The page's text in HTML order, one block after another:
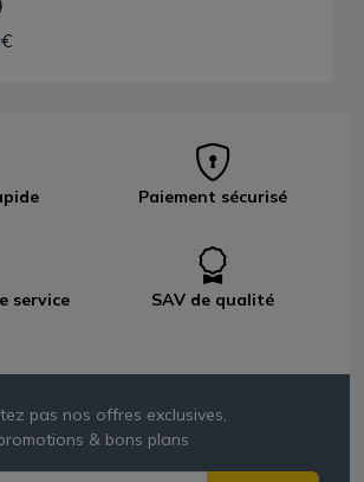
Paiement sécurisé
service SAV de qualité
pas nos offres exclusives,
& bons plans